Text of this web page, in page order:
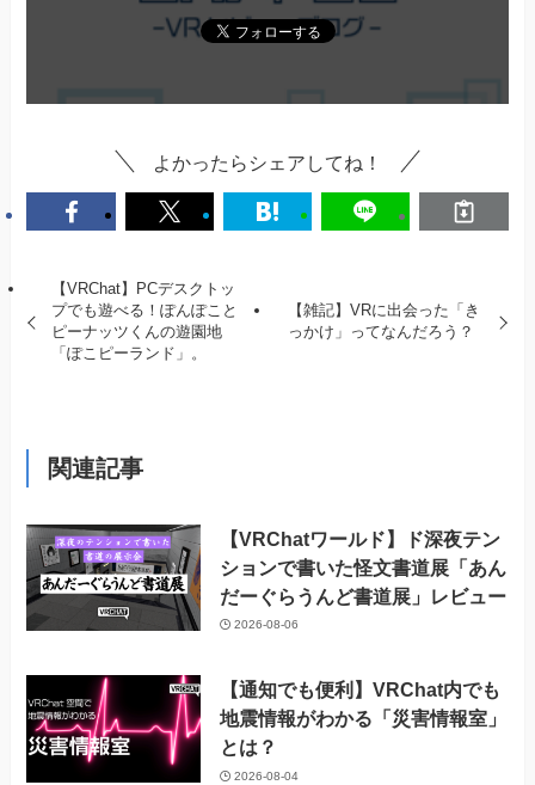
よかったらシェアしてね！
【VRChat】PCデスクトッ
プでも遊べる！ぽんぽこと
ピーナッツくんの遊園地
「ぽこピーランド」。
【雑記】VRに出会った「き
っかけ」ってなんだろう？
関連記事
【VRChatワールド】ド深夜テン
ションで書いた怪文書道展「あん
だーぐらうんど書道展」レビュー
2026-08-06
【通知でも便利】VRChat内でも
地震情報がわかる「災害情報室」
とは？
2026-08-04